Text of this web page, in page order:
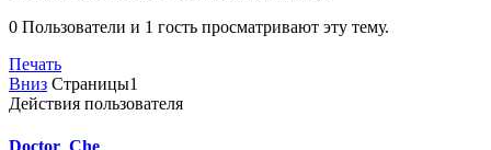
0 Пользователи и 1 гость просматривают эту тему.
Печать
Вниз Страницы1
Действия пользователя
Doctor_Che